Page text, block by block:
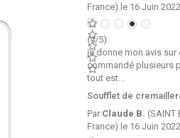
France) le 16 Juin
(4/5)
je donne mon avis
commandé plusieurs
tout est...
Soufflet de
Par Claude B. (SAINT
France) le 16 Juin